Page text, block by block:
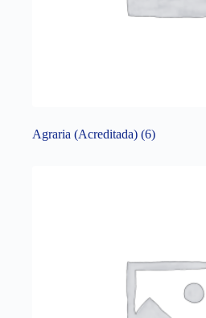
Agraria (Acreditada) (6)